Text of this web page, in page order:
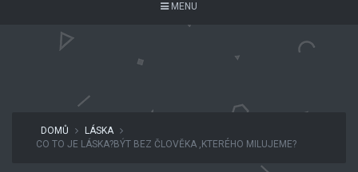
MENU
DOMŮ
LÁSKA
CO TO JE LÁSKA?BÝT BEZ ČLOVĚKA ,KTERÉHO MILUJEME?